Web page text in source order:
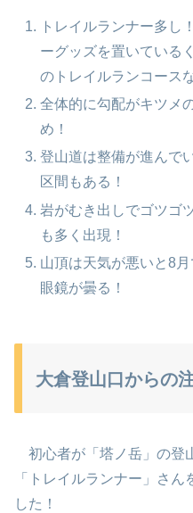
トレイルランナー多
ーグッズを置いている
のトレイルランコース
全体的に勾配がキツメ
め！
登山道は整備が進んで
区間もある！
岩がむき出しでゴツゴ
も多く出現！
山頂は天気が悪いと8
眼鏡が曇る！
大倉登山口からの
初心者が「塔ノ岳」の登
「トレイルランナー」さ
した！